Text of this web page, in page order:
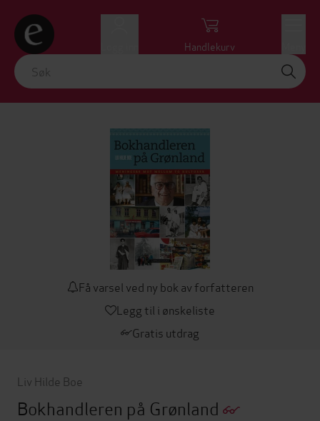
Handlekurv
Få varsel ved ny bok av forfatteren
Legg til i ønskeliste
Gratis utdrag
Liv Hilde Boe
Bokhandleren på Grønland